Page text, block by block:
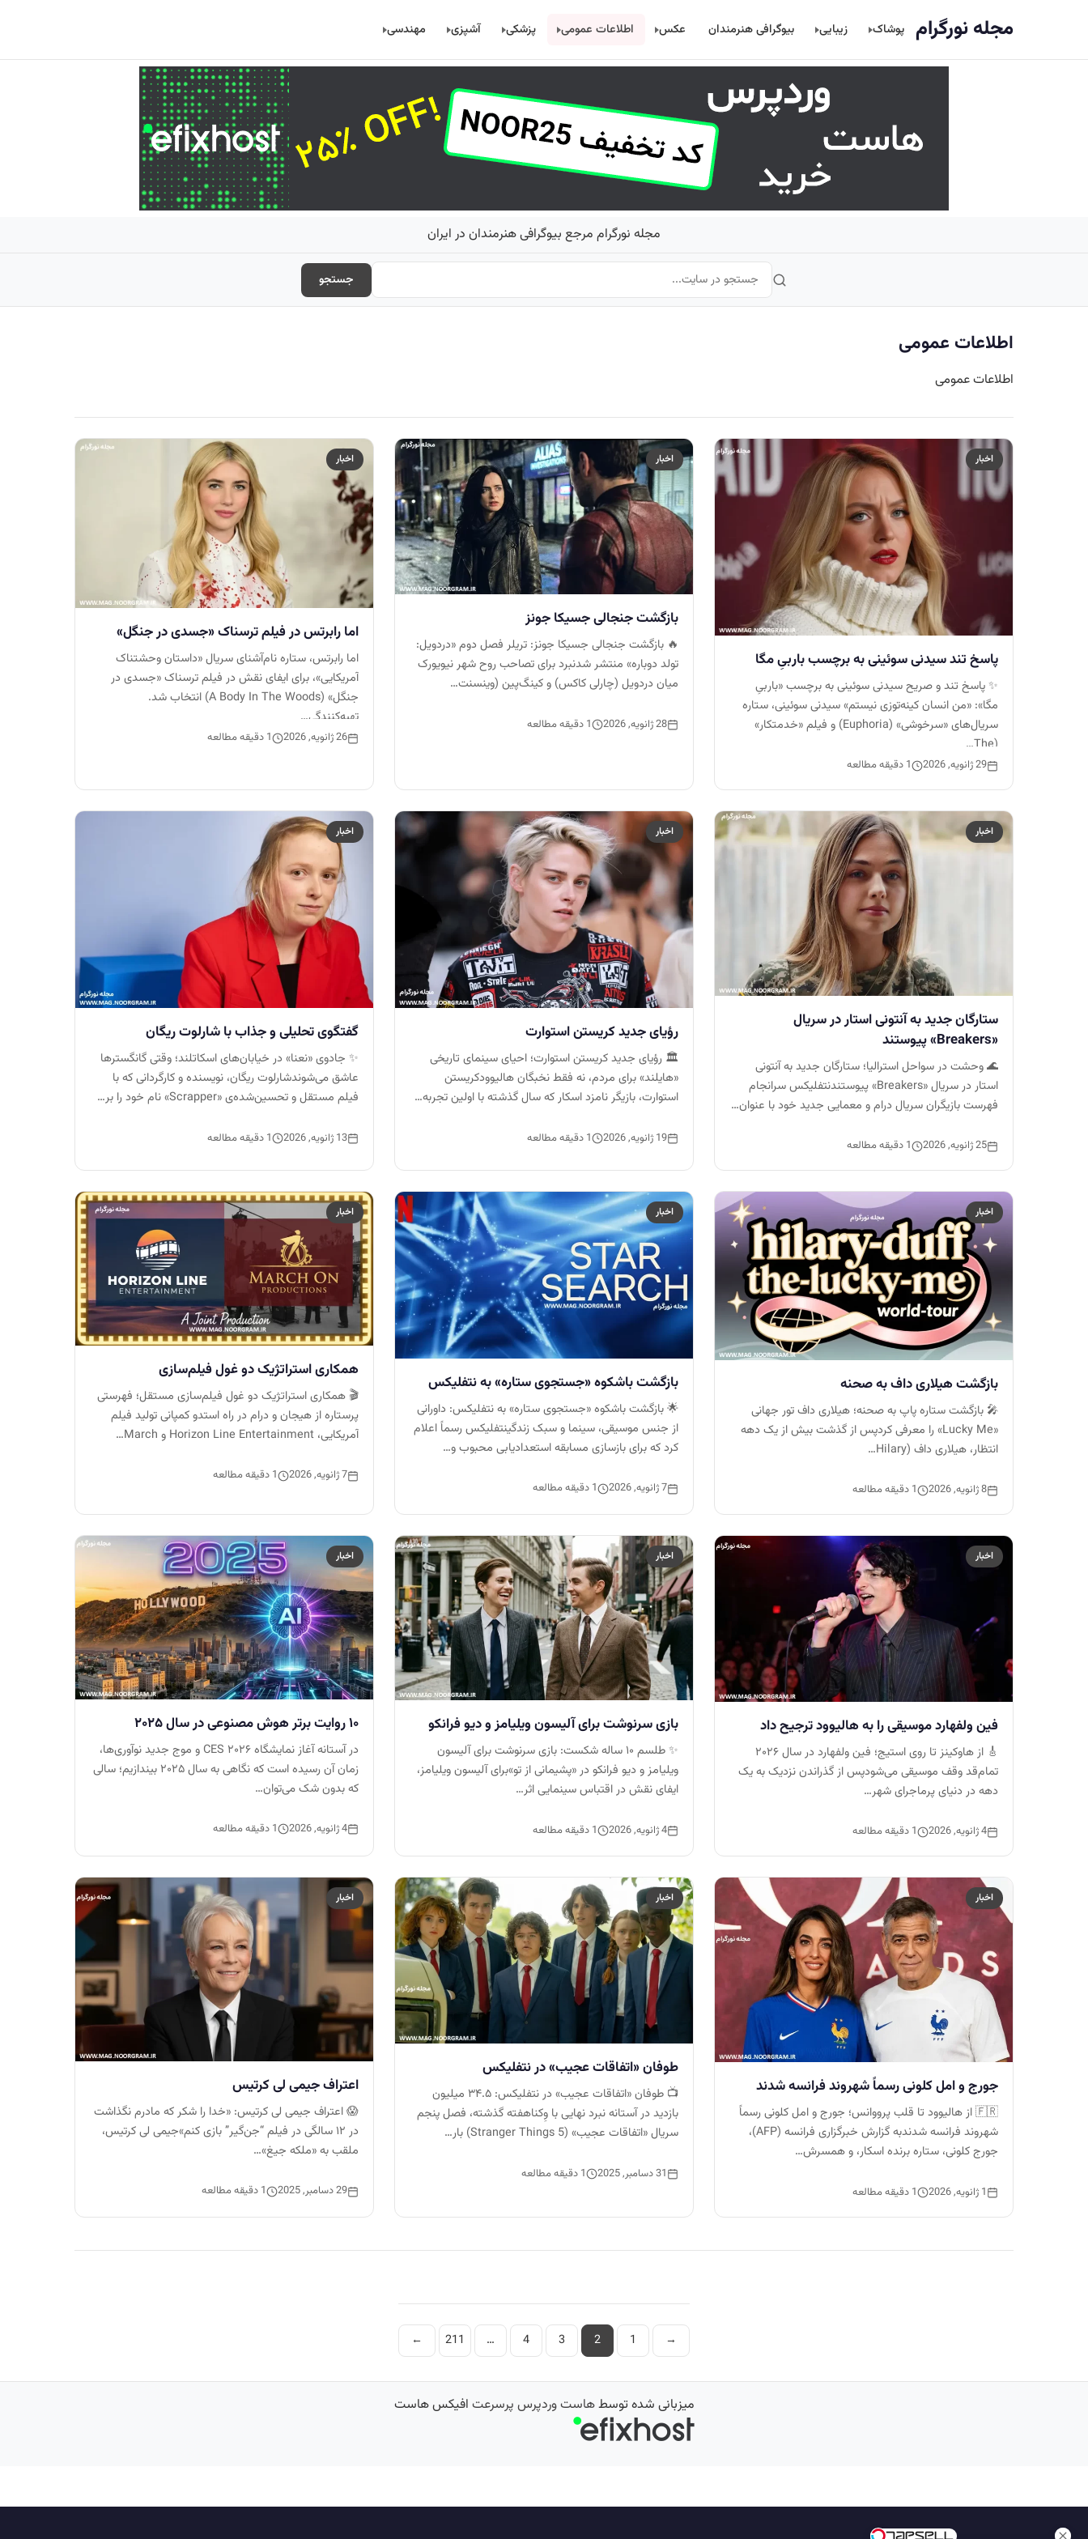
مجله نورگرام پوشاک زیبایی بیوگرافی هنرمندان عکس اطلاعات عمومی پزشکی آشپزی مهندسی
مجله نورگرام مرجع بیوگرافی هنرمندان در ایران
جستجو
اطلاعات عمومی
اطلاعات عمومی
اخبار
پاسخ تند سیدنی سوئینی به برچسب باربیِ مگا
✨ پاسخ تند و صریح سیدنی سوئینی به برچسب «باربیِ
مگا»: «من انسان کینه‌توزی نیستم» سیدنی سوئینی، ستاره
سریال‌های «سرخوشی» (Euphoria) و فیلم «خدمتکار»
(The…
29 ژانویه, 2026 1 دقیقه مطالعه
اخبار
بازگشت جنجالی جسیکا جونز
🔥 بازگشت جنجالی جسیکا جونز: تریلر فصل دوم «دردویل:
تولد دوباره» منتشر شدنبرد برای تصاحب روح شهر نیویورک
میان دردویل (چارلی کاکس) و کینگ‌پین (وینسنت…
28 ژانویه, 2026 1 دقیقه مطالعه
اخبار
اما رابرتس در فیلم ترسناک «جسدی در جنگل»
اما رابرتس، ستاره‌ نام‌آشنای سریال «داستان وحشتناک
آمریکایی»، برای ایفای نقش در فیلم ترسناک «جسدی در
جنگل» (A Body In The Woods) انتخاب شد.
تهیه‌کنندگی…
26 ژانویه, 2026 1 دقیقه مطالعه
اخبار
ستارگان جدید به آنتونی استار در سریال
«Breakers» پیوستند
🌊 وحشت در سواحل استرالیا؛ ستارگان جدید به آنتونی
استار در سریال «Breakers» پیوستندنتفلیکس سرانجام
فهرست بازیگران سریال درام و معمایی جدید خود با عنوان…
25 ژانویه, 2026 1 دقیقه مطالعه
اخبار
رؤیای جدید کریستن استوارت
🏛️ رؤیای جدید کریستن استوارت؛ احیای سینمای تاریخی
«هایلند» برای مردم، نه فقط نخبگان هالیوودکریستن
استوارت، بازیگر نامزد اسکار که سال گذشته با اولین تجربه…
19 ژانویه, 2026 1 دقیقه مطالعه
اخبار
گفتگوی تحلیلی و جذاب با شارلوت ریگان
✨ جادوی «نعنا» در خیابان‌های اسکاتلند؛ وقتی گانگسترها
عاشق می‌شوندشارلوت ریگان، نویسنده و کارگردانی که با
فیلم مستقل و تحسین‌شده‌ی «Scrapper» نام خود را بر…
13 ژانویه, 2026 1 دقیقه مطالعه
اخبار
بازگشت هیلاری داف به صحنه
🎤 بازگشت ستاره پاپ به صحنه؛ هیلاری داف تور جهانی
«Lucky Me» را معرفی کردپس از گذشت بیش از یک دهه
انتظار، هیلاری داف (Hilary…
8 ژانویه, 2026 1 دقیقه مطالعه
اخبار
بازگشت باشکوه «جستجوی ستاره» به نتفلیکس
🌟 بازگشت باشکوه «جستجوی ستاره» به نتفلیکس: داورانی
از جنس موسیقی، سینما و سبک زندگینتفلیکس رسماً اعلام
کرد که برای بازسازی مسابقه استعدادیابی محبوب و…
7 ژانویه, 2026 1 دقیقه مطالعه
اخبار
همکاری استراتژیک دو غول فیلم‌سازی
🎬 همکاری استراتژیک دو غول فیلم‌سازی مستقل؛ فهرستی
پرستاره از هیجان و درام در راه استدو کمپانی تولید فیلم
آمریکایی، Horizon Line Entertainment و March…
7 ژانویه, 2026 1 دقیقه مطالعه
اخبار
فین ولفهارد موسیقی را به هالیوود ترجیح داد
🎸 از هاوکینز تا روی استیج؛ فین ولفهارد در سال ۲۰۲۶
تمام‌قد وقف موسیقی می‌شودپس از گذراندن نزدیک به یک
دهه در دنیای پرماجرای شهر…
4 ژانویه, 2026 1 دقیقه مطالعه
اخبار
بازی سرنوشت برای آلیسون ویلیامز و دیو فرانکو
✨ طلسم ۱۰ ساله شکست: بازی سرنوشت برای آلیسون
ویلیامز و دیو فرانکو در «پشیمانی از تو»برای آلیسون ویلیامز،
ایفای نقش در اقتباس سینمایی اثر…
4 ژانویه, 2026 1 دقیقه مطالعه
اخبار
۱۰ روایت برتر هوش مصنوعی در سال ۲۰۲۵
در آستانه آغاز نمایشگاه CES ۲۰۲۶ و موج جدید نوآوری‌ها،
زمان آن رسیده است که نگاهی به سال ۲۰۲۵ بیندازیم؛ سالی
که بدون شک می‌توان…
4 ژانویه, 2026 1 دقیقه مطالعه
اخبار
جورج و امل کلونی رسماً شهروند فرانسه شدند
🇫🇷 از هالیوود تا قلب پرووانس؛ جورج و امل کلونی رسماً
شهروند فرانسه شدندبه گزارش خبرگزاری فرانسه (AFP)،
جورج کلونی، ستاره برنده اسکار، و همسرش…
1 ژانویه, 2026 1 دقیقه مطالعه
اخبار
طوفان «اتفاقات عجیب» در نتفلیکس
📺 طوفان «اتفاقات عجیب» در نتفلیکس: ۳۴.۵ میلیون
بازدید در آستانه نبرد نهایی با وِکناهفته گذشته، فصل پنجم
سریال «اتفاقات عجیب» (Stranger Things 5) بار…
31 دسامبر, 2025 1 دقیقه مطالعه
اخبار
اعتراف جیمی لی کرتیس
😱 اعتراف جیمی لی کرتیس: «خدا را شکر که مادرم نگذاشت
در ۱۲ سالگی در فیلم “جن‌گیر” بازی کنم»جیمی لی کرتیس،
ملقب به «ملکه جیغ»…
29 دسامبر, 2025 1 دقیقه مطالعه
صفحه‌بندی
نوشته‌ها
→
1
2
3
4
…
211
←
میزبانی شده توسطهاست وردپرس پرسرعت افیکس هاست